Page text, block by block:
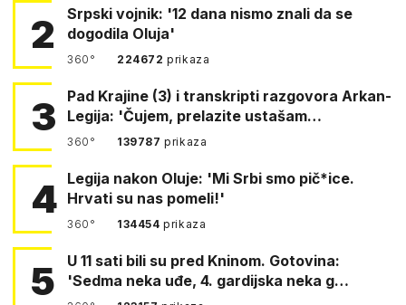
2
Srpski vojnik: '12 dana nismo znali da se
dogodila Oluja'
360° 224672prikaza
3
Pad Krajine (3) i transkripti razgovora Arkan-
Legija: 'Čujem, prelazite ustašam…
360° 139787prikaza
4 Legija nakon Oluje: 'Mi Srbi smo pič*ice.
Hrvati su nas pomeli!'
360° 134454prikaza
5
U 11 sati bili su pred Kninom. Gotovina:
'Sedma neka uđe, 4. gardijska neka g…